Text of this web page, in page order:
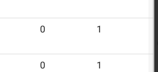
0 1
0 1